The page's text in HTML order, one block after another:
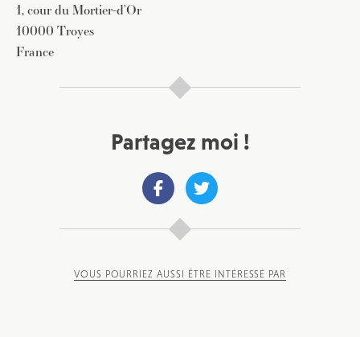
1, cour du Mortier-d’Or
10000 Troyes
France
Partagez moi !
VOUS POURRIEZ AUSSI ÊTRE INTÉRESSÉ PAR